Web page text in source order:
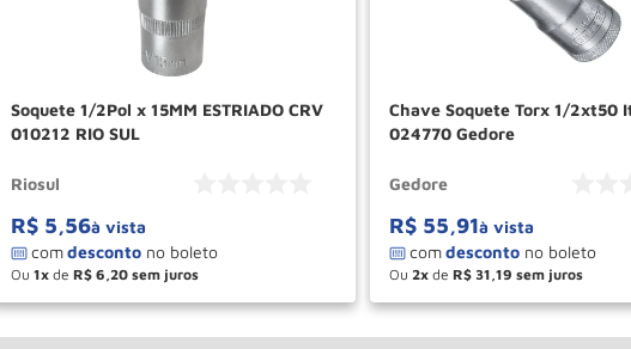
Soquete 1/2Pol x 15MM ESTRIADO CRV
010212 RIO SUL
Riosul
R$ 5,56à vista
Ou 1 de R$ 6 20
＋
－ COMPRAR
Chave Soquete Torx 1/2xt50
024770 Gedore
Gedore
R$ 55,91à vista
Ou 2 de R$ 31 19
＋
－